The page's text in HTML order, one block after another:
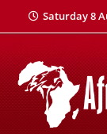
Saturday 8